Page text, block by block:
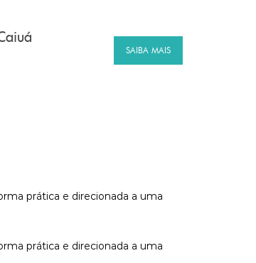
SAIBA MAIS
prática e direcionada a uma
prática e direcionada a uma